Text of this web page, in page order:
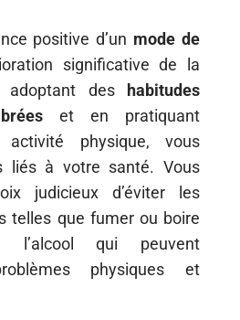
positive d’un mode de
significative de la
des
habitudes
et en pratiquant
activité physique, vous
liés à votre santé. Vous
judicieux d’éviter les
telles que fumer ou boire
l’alcool qui peuvent
physiques et